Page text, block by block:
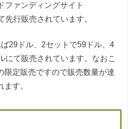
ファンディングサイト
先行販売されています。
29ドル、2セットで59ドル、4
にて販売されています。なおこ
限定販売ですので販売数量が達
す。